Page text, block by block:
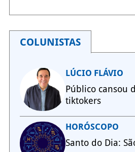
COLUNISTAS
LÚCIO FLÁVIO
Público cansou
tiktokers
HORÓSCOPO
Santo do Dia: